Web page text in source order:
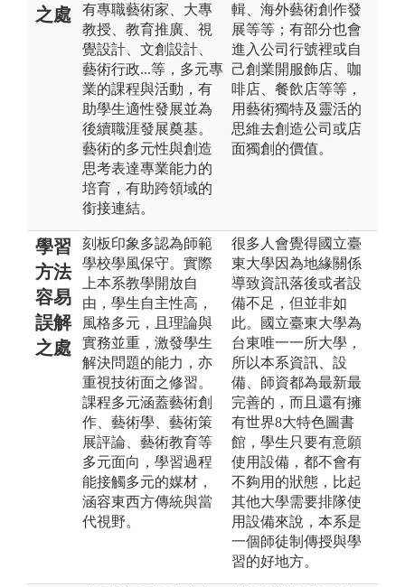
之處
有專職藝術家、大專
教授、教育推廣、視
覺設計、文創設計、
藝術行政...等，多元專
業的課程與活動，有
助學生適性發展並為
後續職涯發展奠基。
藝術的多元性與創造
思考表達專業能力的
培育，有助跨領域的
銜接連結。
輯、海外藝術創作發
展等等；有部分也會
進入公司行號裡或自
己創業開服飾店、咖
啡店、餐飲店等等，
用藝術獨特及靈活的
思維去創造公司或店
面獨創的價值。
學習
方法
容易
誤解
之處
刻板印象多認為師範
學校學風保守。實際
上本系教學開放自
由，學生自主性高，
風格多元，且理論與
實務並重，激發學生
解決問題的能力，亦
重視技術面之修習。
課程多元涵蓋藝術創
作、藝術學、藝術策
展評論、藝術教育等
多元面向，學習過程
能接觸多元的媒材，
涵容東西方傳統與當
代視野。
很多人會覺得國立臺
東大學因為地緣關係
導致資訊落後或者設
備不足，但並非如
此。國立臺東大學為
台東唯一一所大學，
所以本系資訊、設
備、師資都為最新最
完善的，而且還有擁
有世界8大特色圖書
館，學生只要有意願
使用設備，都不會有
不夠用的狀態，比起
其他大學需要排隊使
用設備來說，本系是
一個師徒制傳授與學
習的好地方。